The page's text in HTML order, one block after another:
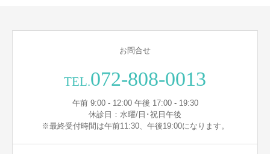
お問合せ
TEL.072-808-0013
午前 9:00 - 12:00 午後 17:00 - 19:30
休診日：水曜/日･祝日午後
※最終受付時間は午前11:30、午後19:00になります。